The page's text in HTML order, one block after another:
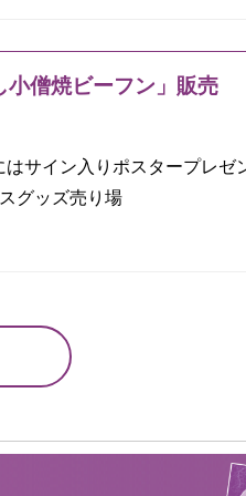
小僧焼ビーフン」販売
サイン入りポスタープレゼ
グッズ売り場